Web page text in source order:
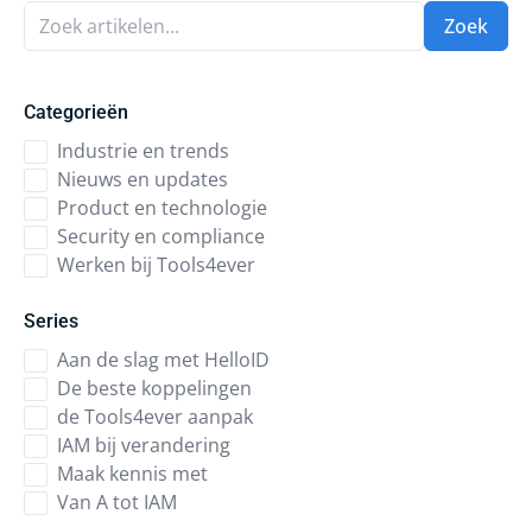
Zoek artikelen... Zoek
Categorieën
Industrie en trends
Nieuws en updates
Product en technologie
Security en compliance
Werken bij Tools4ever
Series
Aan de slag met HelloID
De beste koppelingen
de Tools4ever aanpak
IAM bij verandering
Maak kennis met
Van A tot IAM